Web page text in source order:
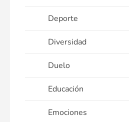
Deporte
Diversidad
Duelo
Educación
Emociones